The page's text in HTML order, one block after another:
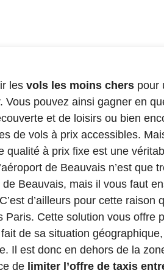
les vols les moins cherspour
pouvez ainsi gagner en
et de loisirs ou bien
de vols à prix accessibles.
à prix fixe est une
de Beauvais n’est que
Beauvais, mais il vous faut
d’ailleurs pour cette
Cette solution vous offre
de sa situation
Il est donc en dehors de la
de limiter l’offre de taxis